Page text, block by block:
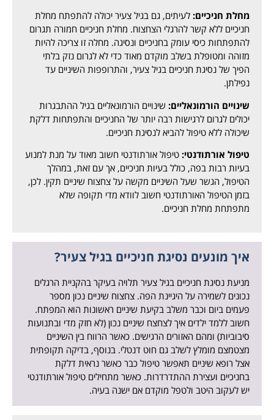
מחלת חניכיים: לעיתים, גם בגיל צעיר יכולה להתפתח מחלת
חניכיים ללא קשר להרגלי הצחצוח. מחלת חניכיים חמורה תגרום
להתפתחות כיסי עומק בחניכיים ונסיגה. מחלה זו צריכה להיות
מזוהה ומטופלת בשלב מוקדם מאוד כדי לא לגרום נזק בלתי
הפיך של נסיגת חניכיים בגיל צעיר, והתרופפות השיניים עד
נפילתן.
שינויים הורמונאליים: שינויים הורמונאליים בגיל ההתבגרות
יכולים לגרום לרגישות רבה יותר של החניכיים והתפתחות דלקת
שיכולה ללא טיפול להביא לנסיגת חניכיים.
טיפול אורתודנטי: טיפול אורתודנטי חשוב מאוד על מנת למנוע
בעיות רבות בפה, כולל בעיות חניכיים, אך עם זאת, במהלך
הטיפול, הגשר שעל השיניים מקשה על צחצוח שיניים תקין. לכן,
בזמן הטיפול האורתודנטי חשוב לוודא מדי תקופה שלא
מתפתחת מחלת חניכיים.
איך מונעים נסיגת חניכיים בגיל צעיר?
מניעת נסיגת חניכיים בגיל צעיר תלויה בעיקר בהקניית הרגלים
נכונים לשמירה על היגיינת הפה. צחצוח שיניים נכון מספר
פעמים ביום וכבר משלב בקיעת שיניים ראשונות הוא המפתח.
חשוב ללמד ילדים איך לצחצח שיניים נכון (לא חזק מדי ובתנועות
סיבוביות) ומהם האזורים הרגישים. כאשר הרווח בין השיניים
מצטמצם מומלץ לשלב גם חוט דנטלי. בנוסף, בדיקה תקופתית
אצל רופא שיניים תאפשר טיפול כבר כאשר נראית דלקת
בחניכיים ועצירת ההתדרדרות. כאשר מתחילים טיפול אורתודנטי
יש לעקוב היטב ולטפל מוקדם אם ישנה בעיה.